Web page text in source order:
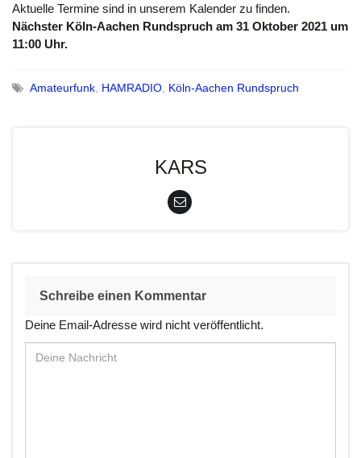
Aktuelle Termine sind in unserem Kalender zu finden.
Nächster Köln-Aachen Rundspruch am 31 Oktober 2021 um
11:00 Uhr.
Amateurfunk HAMRADIO Köln-Aachen Rundspruch
KARS
Schreibe einen Kommentar
Deine Email-Adresse wird nicht veröffentlicht.